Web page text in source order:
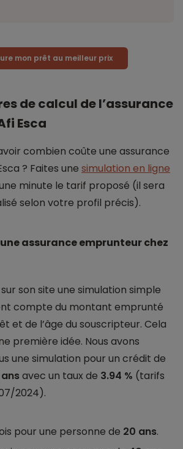
mon prêt au meilleur prix
de calcul de l’assurance
Esca
combien coûte une assurance
? Faites une simulation en ligne
minute le tarif proposé (il sera
selon votre profil précis).
assurance emprunteur chez
son site une simulation simple
compte du montant emprunté
et de l’âge du souscripteur. Cela
première idée. Nous avons
une simulation pour un crédit de
avec un taux de 3.94 % (tarifs
2024).
pour une personne de 20 ans.